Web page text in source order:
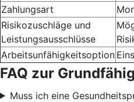
Zahlungsart
Risikozuschläge und
Leistungsausschlüsse
Arbeitsunfähigkeitsoption
FAQ zur
Muss ich eine